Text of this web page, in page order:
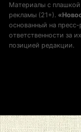
Материалы с плашкой
рекламы (21+).
основанный на
ответственности за
позицией редакции.